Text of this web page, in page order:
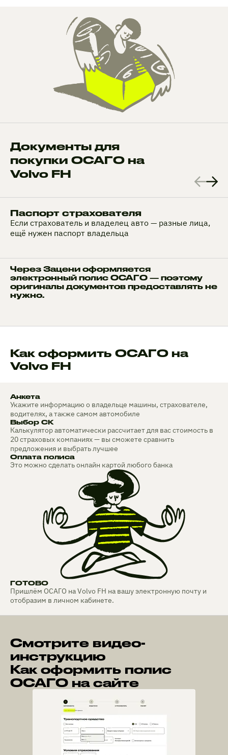
Документы для
покупки ОСАГО на
Volvo FH
Паспорт страхователя
Если страхователь и владелец авто — разные лица,
ещё нужен паспорт владельца
Через Зацени оформляется
электронный полис ОСАГО — поэтому
оригиналы документов предоставлять не
нужно.
Как оформить ОСАГО на
Volvo FH
Анкета
Укажите информацию о владельце машины, страхователе,
водителях, а также самом автомобиле
Выбор СК
Калькулятор автоматически рассчитает для вас стоимость в
20 страховых компаниях — вы сможете сравнить
предложения и выбрать лучшее
Оплата полиса
Это можно сделать онлайн картой любого банка
ГОТОВО
Пришлём ОСАГО на Volvo FH на вашу электронную почту и
отобразим в личном кабинете.
Смотрите видео-
инструкцию
Как оформить полис
ОСАГО на сайте